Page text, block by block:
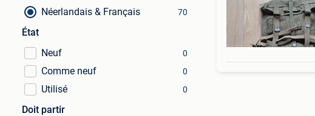
Néerlandais & Français 70
État
Neuf
0
Comme neuf 0
Utilisé 0
Doit partir